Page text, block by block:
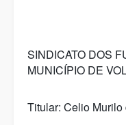
SINDICATO DOS
MUNICÍPIO DE
Titular: Celio